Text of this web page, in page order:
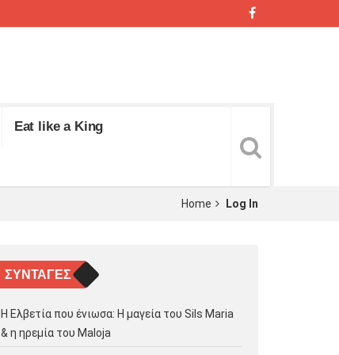
Eat like a King
Home Log In
ΣΥΝΤΑΓΈΣ
Η Ελβετία που ένιωσα: Η μαγεία του Sils Maria
& η ηρεμία του Maloja